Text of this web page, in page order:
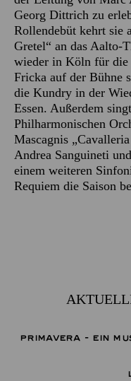
Georg Dittrich zu
Rollendebüt kehrt sie
Gretel“ an das Aalto-
wieder in Köln für die
Fricka auf der Bühne
die Kundry in der
Essen. Außerdem
Philharmonischen
Mascagnis
Andrea Sanguineti
einem weiteren
Requiem die Saison
PRIMAVERA - EIN